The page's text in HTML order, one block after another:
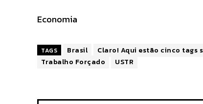
Economia
TAGS Brasil Claro! Aqui estão cinco tags
Trabalho Forçado
USTR